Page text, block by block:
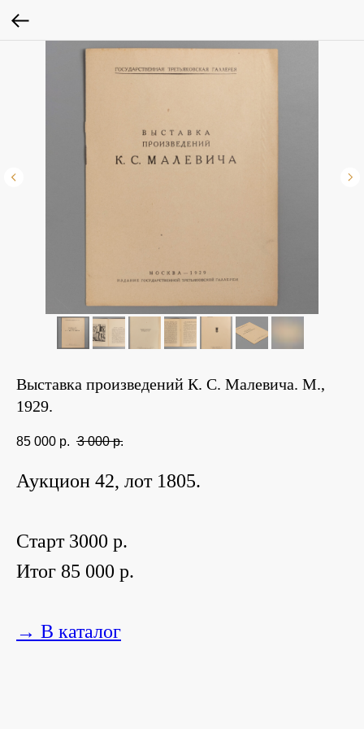
Выставка произведений К. С. Малевича. М.,
1929.
85 000 р. 3 000 р.
Аукцион 42, лот 1805.
Старт 3000 р.
Итог 85 000 р.
→ В каталог